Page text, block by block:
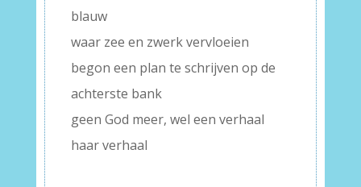
blauw
waar zee en zwerk vervloeien
begon een plan te schrijven op de
achterste bank
geen God meer, wel een verhaal
haar verhaal